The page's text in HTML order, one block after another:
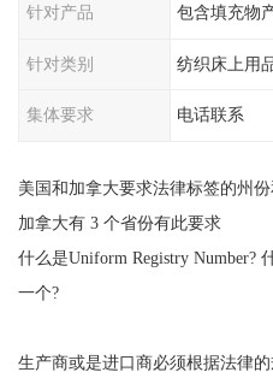
针对产品 包含填充物
针对类别 纺织床上用
集体要求 电话联系
美国和加拿大要求法律标签的州
加拿大有 3 个省份有此要求
什么是Uniform Registry Number?
一个?
生产商或是进口商必须根据法律